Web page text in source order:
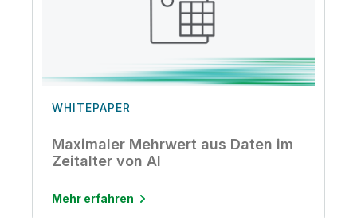
WHITEPAPER
Maximaler Mehrwert aus Daten im
Zeitalter von AI
Mehr erfahren